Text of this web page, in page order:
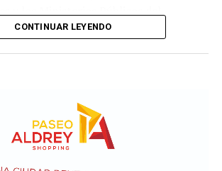
será dada a conocer en los próximos
de Península Valdés, sino también
San Matías y las actividades
dependen de la salud del ecosistema,
el turismo.
Nacional.
que los hechos podrían constituir
y daño agravado, todos ellos
fin de obligar a las autoridades públicas
cumplir con sus funciones (artículos 41
CONTINUAR LEYENDO